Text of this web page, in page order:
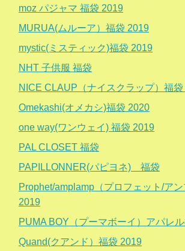
moz パジャマ 福袋 2019
MURUA(ムルーア）福袋 2019
mystic(ミスティック)福袋 2019
NHT 子供服 福袋
NICE CLAUP（ナイスクラップ）福
Omekashi(オメカシ)福袋 2020
one way(ワンウェイ) 福袋 2019
PAL CLOSET 福袋
PAPILLONNER(パピヨネ) 福袋
Prophet/amplamp（プロフェット/ア
2019
PUMA BOY（プーマボーイ）アパレ
Quand(クアンド）福袋 2019